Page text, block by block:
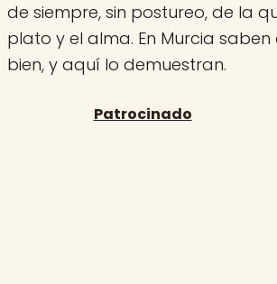
de siempre, sin postureo, de la
plato y el alma. En Murcia
bien, y aquí lo demuestran.